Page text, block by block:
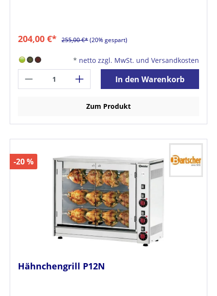
204,00 €* 255,00 €*(20% gespart)
* netto zzgl. MwSt. und Versandkosten
In den Warenkorb
Zum Produkt
-20 %
Hähnchengrill P12N